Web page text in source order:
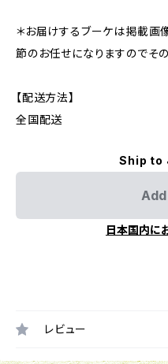
＊お届けするブーケは掲載画
節のお任せになりますのでそ
【配送方法】
全国配送
Ship to
日本国内に
レビュー